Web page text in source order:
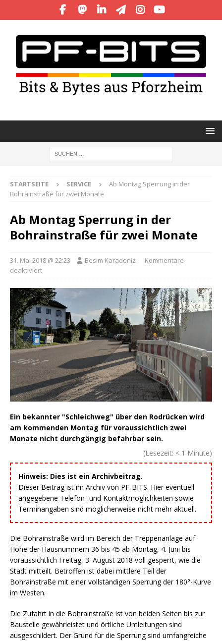
STARTSEITE SERVICE
Ab Montag Sperrung in der
Bohrainstraße für zwei Monate
Ab Montag Sperrung in der
Bohrainstraße für zwei Monate
31. Mai 2018 @ 22:23 Besim Karadeniz
Kommentare
deaktiviert
Ein bekannter "Schleichweg" über den Rodrücken wird
am kommenden Montag für voraussichtlich zwei
Monate nicht durchgängig befahrbar sein.
(Lesezeit: < 1 Minute)
Hinweis: Dies ist ein Archivbeitrag.
Dieser Beitrag ist im Archiv von PF-BITS. Hier eventuell
angegebene Telefon- und Kontaktmöglichkeiten sowie
Terminangaben sind möglicherweise nicht mehr aktuell.
Die Bohrainstraße wird im Bereich der Treppenanlage auf
Höhe der Hausnummern 36 bis 45 ab Montag, 4. Juni bis
voraussichtlich Freitag, 3. August 2018 voll gesperrt, wie die
Stadt mitteilt. Betroffen ist dabei mittlere Teil der
Bohrainstraße mit einer vollständigen Sperrung der 180°-Kurve
im Westen.
Die Zufahrt in die Bohrainstraße ist von beiden Seiten bis zur
Baustelle gewährleistet und örtliche Umleitungen sind
ausgeschildert. Der Grund für die Sperrung sind umfangreiche